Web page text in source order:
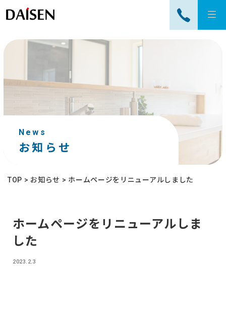
News
お知らせ
TOP > お知らせ > ホームページをリニューアルしました
ホームページをリニューアルしま
した
2023.2.3